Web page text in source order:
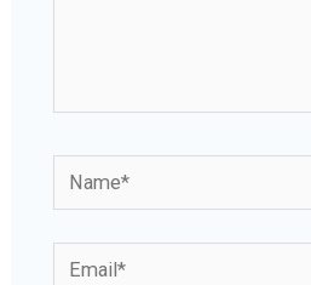
Name*
Email*